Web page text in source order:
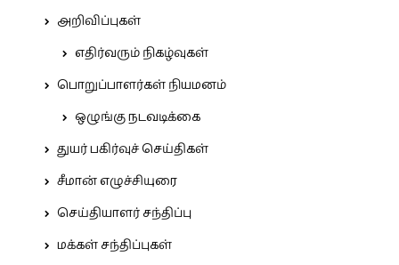
அறிவிப்புகள்
எதிர்வரும் நிகழ்வுகள்
பொறுப்பாளர்கள் நியமனம்
ஒழுங்கு நடவடிக்கை
துயர் பகிர்வுச் செய்திகள்
சீமான் எழுச்சியுரை
செய்தியாளர் சந்திப்பு
மக்கள் சந்திப்புகள்